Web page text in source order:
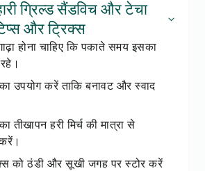
ग्रिल्ड सैंडविच और टेचा
और ट्रिक्स
होना चाहिए कि पकाते समय इसका
उपयोग करें ताकि बनावट और स्वाद
तीखापन हरी मिर्च की मात्रा से
को ठंडी और सूखी जगह पर स्टोर करें